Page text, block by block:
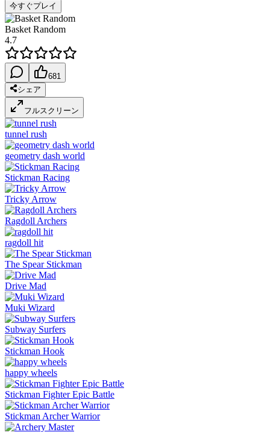
今すぐプレイ
Basket Random
4.7
681
シェア
フルスクリーン
tunnel rush
geometry dash world
Stickman Racing
Tricky Arrow
Ragdoll Archers
ragdoll hit
The Spear Stickman
Drive Mad
Muki Wizard
Subway Surfers
Stickman Hook
happy wheels
Stickman Fighter Epic Battle
Stickman Archer Warrior